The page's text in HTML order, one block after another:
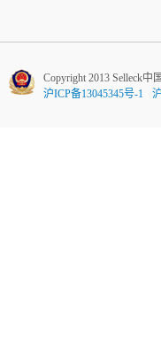
Copyright 2013 Selleck中
沪ICP备13045345号-1